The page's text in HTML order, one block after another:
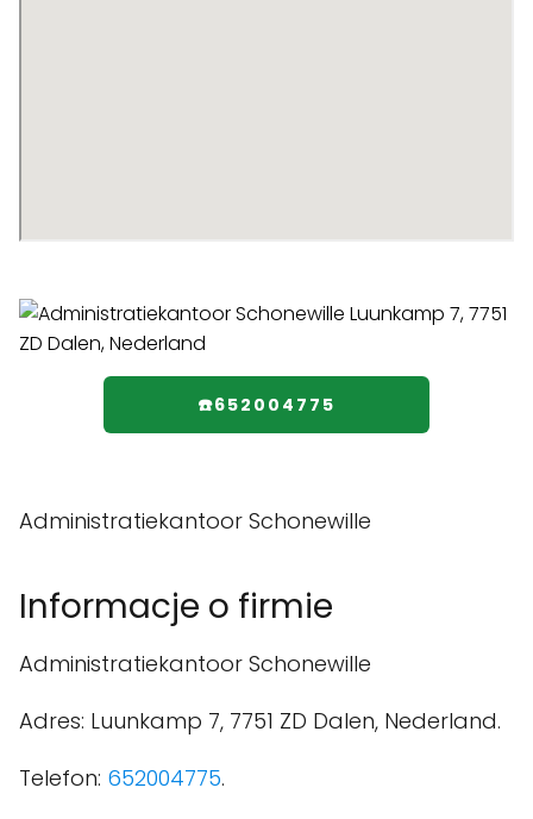
☎️652004775
Administratiekantoor Schonewille
Informacje o firmie
Administratiekantoor Schonewille
Adres: Luunkamp 7, 7751 ZD Dalen, Nederland.
Telefon: 652004775.